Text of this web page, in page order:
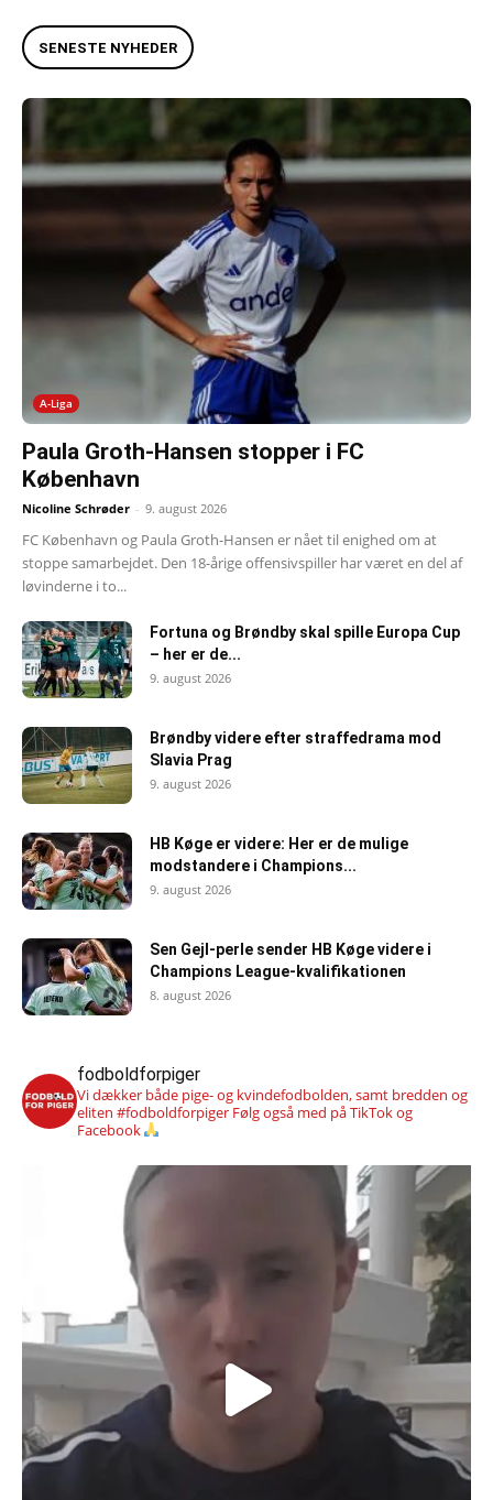
SENESTE NYHEDER
A-Liga
Paula Groth-Hansen stopper i FC
København
Nicoline Schrøder - 9. august 2026
FC København og Paula Groth-Hansen er nået til enighed om at
stoppe samarbejdet. Den 18-årige offensivspiller har været en del af
løvinderne i to...
Fortuna og Brøndby skal spille Europa Cup
– her er de...
9. august 2026
Brøndby videre efter straffedrama mod
Slavia Prag
9. august 2026
HB Køge er videre: Her er de mulige
modstandere i Champions...
9. august 2026
Sen Gejl-perle sender HB Køge videre i
Champions League-kvalifikationen
8. august 2026
fodboldforpiger
Vi dækker både pige- og kvindefodbolden, samt bredden og
eliten #fodboldforpiger Følg også med på TikTok og
Facebook